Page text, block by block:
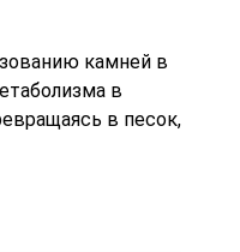
камней в
в
в песок,